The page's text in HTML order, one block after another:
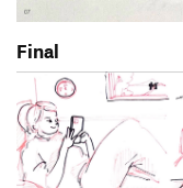
Final